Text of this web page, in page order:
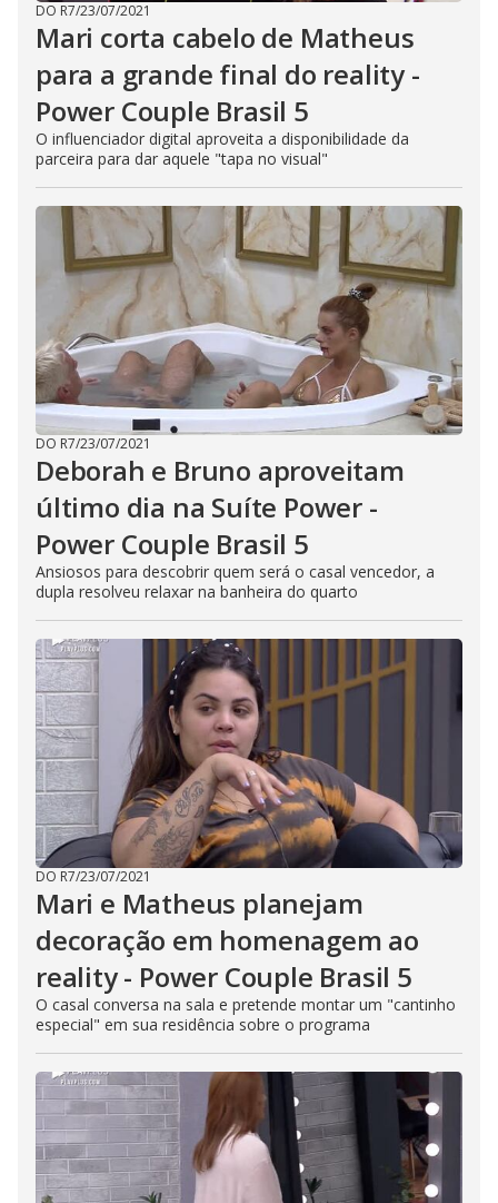
DO R7/23/07/2021
Mari corta cabelo de Matheus
para a grande final do reality -
Power Couple Brasil 5
O influenciador digital aproveita a disponibilidade da
parceira para dar aquele "tapa no visual"
DO R7/23/07/2021
Deborah e Bruno aproveitam
último dia na Suíte Power -
Power Couple Brasil 5
Ansiosos para descobrir quem será o casal vencedor, a
dupla resolveu relaxar na banheira do quarto
DO R7/23/07/2021
Mari e Matheus planejam
decoração em homenagem ao
reality - Power Couple Brasil 5
O casal conversa na sala e pretende montar um "cantinho
especial" em sua residência sobre o programa